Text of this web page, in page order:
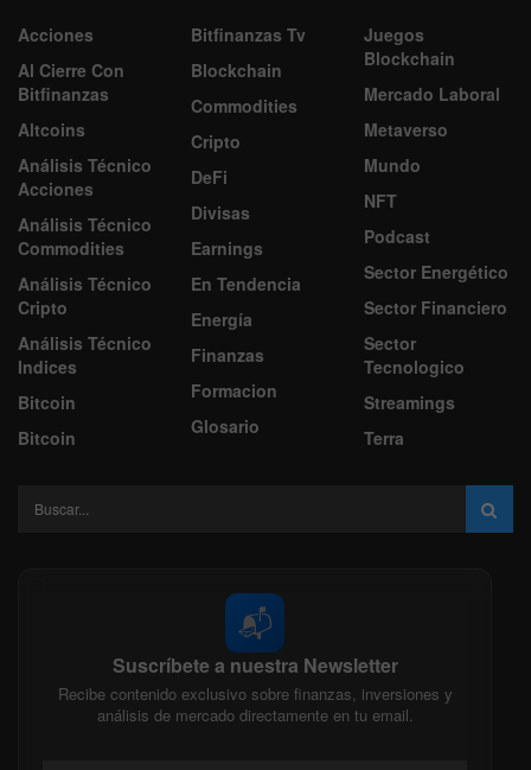
Acciones
Al Cierre Con
Bitfinanzas
Altcoins
Análisis Técnico
Acciones
Análisis Técnico
Commodities
Análisis Técnico
Cripto
Análisis Técnico
Indices
Bitcoin
Bitcoin
Bitfinanzas Tv
Blockchain
Commodities
Cripto
DeFi
Divisas
Earnings
En Tendencia
Energía
Finanzas
Formacion
Glosario
Juegos
Blockchain
Mercado Laboral
Metaverso
Mundo
NFT
Podcast
Sector Energético
Sector Financiero
Sector
Tecnologico
Streamings
Terra
📬
Suscríbete a nuestra Newsletter
Recibe contenido exclusivo sobre finanzas, inversiones y
análisis de mercado directamente en tu email.